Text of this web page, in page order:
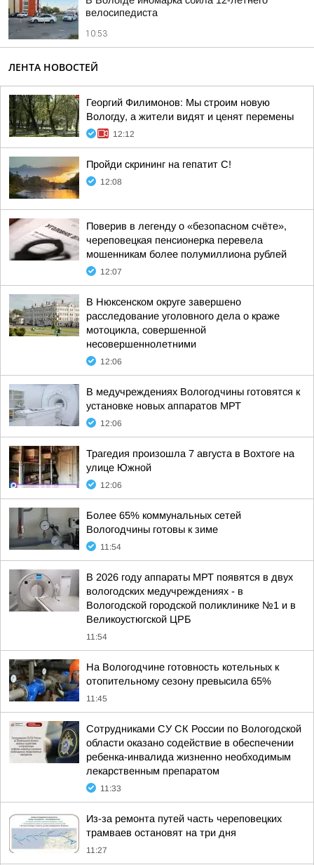
велосипедиста
10:53
ЛЕНТА НОВОСТЕЙ
Георгий Филимонов: Мы строим новую
Вологду, а жители видят и ценят перемены
12:12
Пройди скрининг на гепатит C!
12:08
Поверив в легенду о «безопасном счёте»,
череповецкая пенсионерка перевела
мошенникам более полумиллиона рублей
12:07
В Нюксенском округе завершено
расследование уголовного дела о краже
мотоцикла, совершенной
несовершеннолетними
12:06
В медучреждениях Вологодчины готовятся к
установке новых аппаратов МРТ
12:06
Трагедия произошла 7 августа в Вохтоге на
улице Южной
12:06
Более 65% коммунальных сетей
Вологодчины готовы к зиме
11:54
В 2026 году аппараты МРТ появятся в двух
вологодских медучреждениях - в
Вологодской городской поликлинике №1 и в
Великоустюгской ЦРБ
11:54
На Вологодчине готовность котельных к
отопительному сезону превысила 65%
11:45
Сотрудниками СУ СК России по Вологодской
области оказано содействие в обеспечении
ребенка-инвалида жизненно необходимым
лекарственным препаратом
11:33
Из-за ремонта путей часть череповецких
трамваев остановят на три дня
11:27